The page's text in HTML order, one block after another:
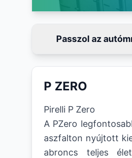
Passzol az
P ZERO
Pirelli P Zero
A PZero
aszfalton nyújtott
abroncs teljes